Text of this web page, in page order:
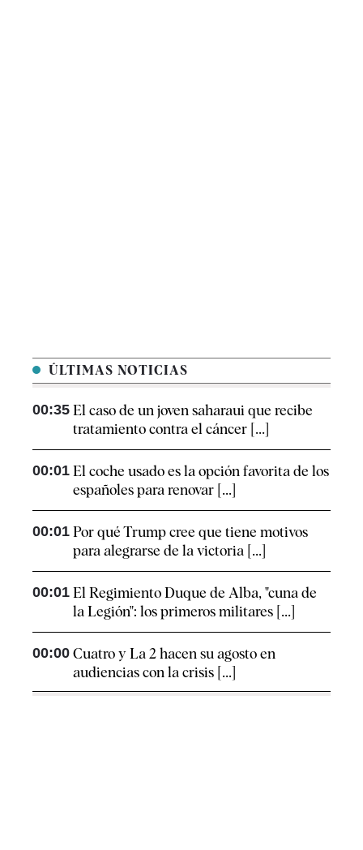
ÚLTIMAS NOTICIAS
00:35 El caso de un joven saharaui que recibe
tratamiento contra el cáncer [...]
00:01 El coche usado es la opción favorita de los
españoles para renovar [...]
00:01 Por qué Trump cree que tiene motivos
para alegrarse de la victoria [...]
00:01 El Regimiento Duque de Alba, "cuna de
la Legión": los primeros militares [...]
00:00 Cuatro y La 2 hacen su agosto en
audiencias con la crisis [...]